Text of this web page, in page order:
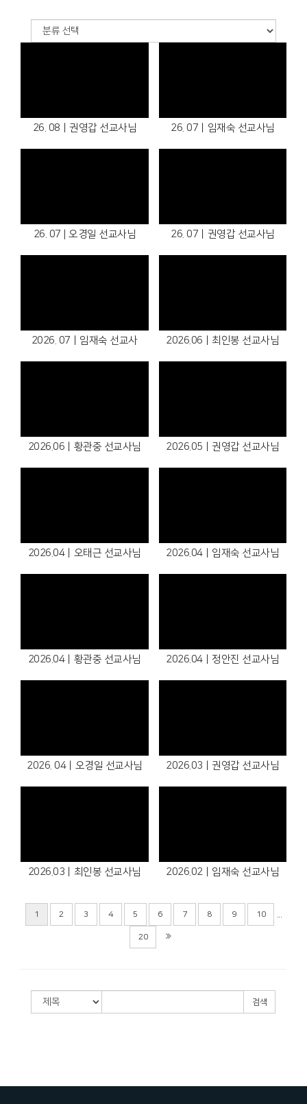
26. 08ㅣ권영갑 선교사님 26. 07ㅣ임재숙 선교사님
26. 07 | 오경일 선교사님 26. 07ㅣ권영갑 선교사님
2026. 07ㅣ임재숙 선교사 2026.06ㅣ최인봉 선교사님
2026.06ㅣ황관중 선교사님 2026.05ㅣ권영갑 선교사님
2026.04ㅣ오태근 선교사님 2026.04ㅣ임재숙 선교사님
2026.04ㅣ황관중 선교사님 2026.04ㅣ정안진 선교사님
2026. 04ㅣ오경일 선교사님 2026.03ㅣ권영갑 선교사님
2026.03ㅣ최인봉 선교사님 2026.02ㅣ임재숙 선교사님
1 2 3 4 5 6 7 8 9 10 ...
20
검색